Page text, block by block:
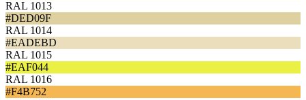
RAL 1013
#DED09F
RAL 1014
#EADEBD
RAL 1015
#EAF044
RAL 1016
#F4B752